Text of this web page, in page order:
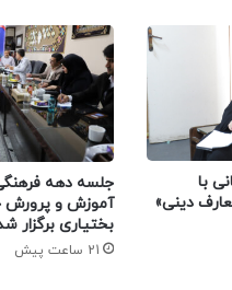
با
دینی»
جلسه دهه
آموزش و پرورش
بختیاری برگزار
21 ساعت پیش